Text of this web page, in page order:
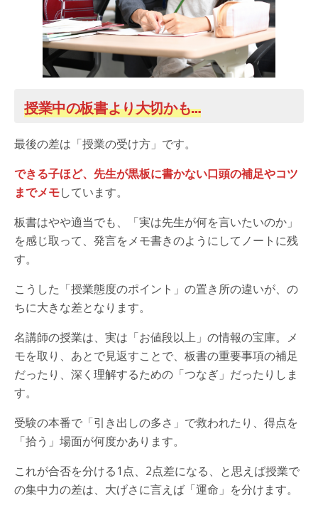
授業中の板書より大切かも…
最後の差は「授業の受け方」です。
できる子ほど、先生が黒板に書かない口頭の補足やコツ
までメモしています。
板書はやや適当でも、「実は先生が何を言いたいのか」
を感じ取って、発言をメモ書きのようにしてノートに残
す。
こうした「授業態度のポイント」の置き所の違いが、の
ちに大きな差となります。
名講師の授業は、実は「お値段以上」の情報の宝庫。メ
モを取り、あとで見返すことで、板書の重要事項の補足
だったり、深く理解するための「つなぎ」だったりしま
す。
受験の本番で「引き出しの多さ」で救われたり、得点を
「拾う」場面が何度かあります。
これが合否を分ける1点、2点差になる、と思えば授業で
の集中力の差は、大げさに言えば「運命」を分けます。